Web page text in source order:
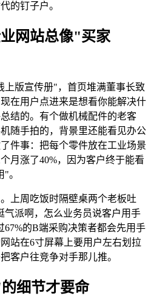
的钉子户。
网站总像"买家
上版宣传册"，首页堆满董事长致
在用户点进来是想看你能解决什
结的。有个做机械配件的老客
随手拍的，背景里还能看见办公
件事：把每个零件放在工业场景
月涨了40%，因为客户终于能看
。
上周吃饭时隔壁桌两个老板吐
派啊，怎么业务员说客户用手
的B端采购决策者都会先用手
站在6寸屏幕上要用户左右划拉
客户往竞争对手那儿推。
细节才要命